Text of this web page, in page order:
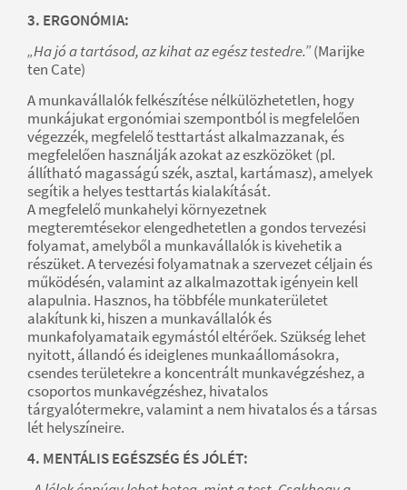
3. ERGONÓMIA:
„Ha jó a tartásod, az kihat az egész testedre.”(Marijke
ten Cate)
A munkavállalók felkészítése nélkülözhetetlen, hogy
munkájukat ergonómiai szempontból is megfelelően
végezzék, megfelelő testtartást alkalmazzanak, és
megfelelően használják azokat az eszközöket (pl.
állítható magasságú szék, asztal, kartámasz), amelyek
segítik a helyes testtartás kialakítását.
A megfelelő munkahelyi környezetnek
megteremtésekor elengedhetetlen a gondos tervezési
folyamat, amelyből a munkavállalók is kivehetik a
részüket. A tervezési folyamatnak a szervezet céljain és
működésén, valamint az alkalmazottak igényein kell
alapulnia. Hasznos, ha többféle munkaterületet
alakítunk ki, hiszen a munkavállalók és
munkafolyamataik egymástól eltérőek. Szükség lehet
nyitott, állandó és ideiglenes munkaállomásokra,
csendes területekre a koncentrált munkavégzéshez, a
csoportos munkavégzéshez, hivatalos
tárgyalótermekre, valamint a nem hivatalos és a társas
lét helyszíneire.
4. MENTÁLIS EGÉSZSÉG ÉS JÓLÉT: